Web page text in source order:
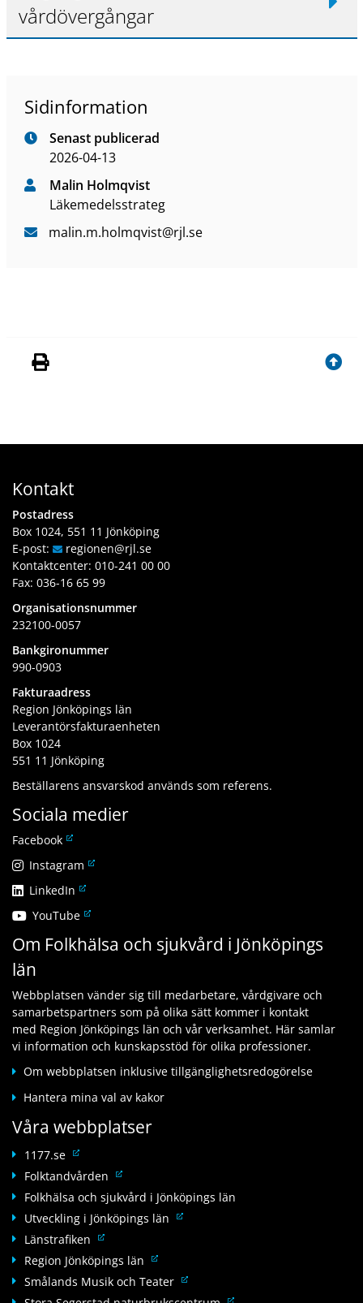
l
a
vårdövergångar
Sidinformation
Senast publicerad
2026-04-13
Malin Holmqvist
Läkemedelsstrateg
malin.m.holmqvist@rjl.se
Kontakt
Postadress
Box 1024, 551 11 Jönköping
E-post:
regionen@rjl.se
Kontaktcenter: 010-241 00 00
Fax: 036-16 65 99
Organisationsnummer
232100-0057
Bankgironummer
990-0903
Fakturaadress
Region Jönköpings län
Leverantörsfakturaenheten
Box 1024
551 11 Jönköping
Beställarens ansvarskod används som referens.
Sociala medier
FacebookL
n
k
i
l
n
n
a
n
e
b
p
a
t
s
Instagram L
ä
k
i
a
n
n
a
n
e
b
b
l
t
s
LinkedIn L
n
k
l
l
a
n
a
n
e
p
a
t
s
YouTubeL
n
i
l
l
a
n
a
w
b
p
l
a
t
Om Folkhälsa och sjukvård i Jönköpings
län
Webbplatsen vänder sig till medarbetare, vårdgivare och
samarbetspartners som på olika sätt kommer i kontakt
med Region Jönköpings län och vår verksamhet. Här samlar
vi information och kunskapsstöd för olika professioner.
Om webbplatsen inklusive tillgänglighetsredogörelse
Hantera mina val av kakor
Våra webbplatser
1177.se L
ä
k
t
i
l
a
Folktandvården L
ä
k
i
l
Folkhälsa och sjukvård i Jönköpings län
Utveckling i Jönköpings län L
t
Länstrafiken L
ä
n
k
Region Jönköpings län L
ä
Smålands Musik och Teater L
ä